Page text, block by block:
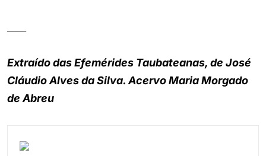
Extraído das Efemérides Taubateanas, de José
Cláudio Alves da Silva. Acervo Maria Morgado
de Abreu